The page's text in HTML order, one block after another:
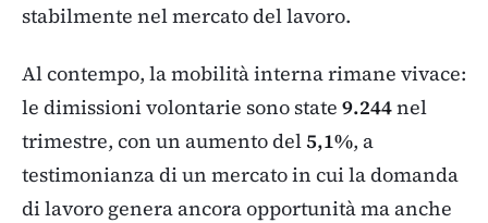
stabilmente nel mercato del lavoro.
Al contempo, la mobilità interna rimane vivace:
le dimissioni volontarie sono state 9.244nel
trimestre, con un aumento del5,1%, a
testimonianza di un mercato in cui la domanda
di lavoro genera ancora opportunità ma anche